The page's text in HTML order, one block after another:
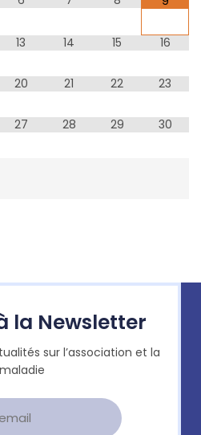
13 14 15 16
20 21 22 23
27 28 29 30
la Newsletter
sur l’association et la
maladie